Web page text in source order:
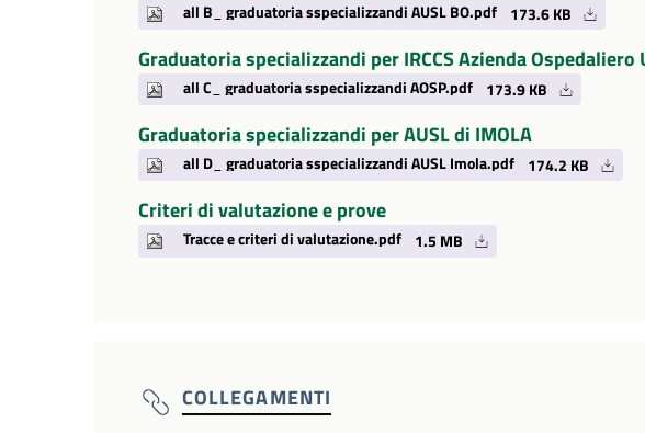
all B_ graduatoria sspecializzandi AUSL BO.pdf 173.6 KB
Graduatoria specializzandi per IRCCS Azienda
all C_ graduatoria sspecializzandi AOSP.pdf 173.9 KB
Graduatoria specializzandi per AUSL di IMOLA
all D_ graduatoria sspecializzandi AUSL Imola.pdf 174.2 KB
Criteri di valutazione e prove
Tracce e criteri di valutazione.pdf 1.5 MB
COLLEGAMENTI